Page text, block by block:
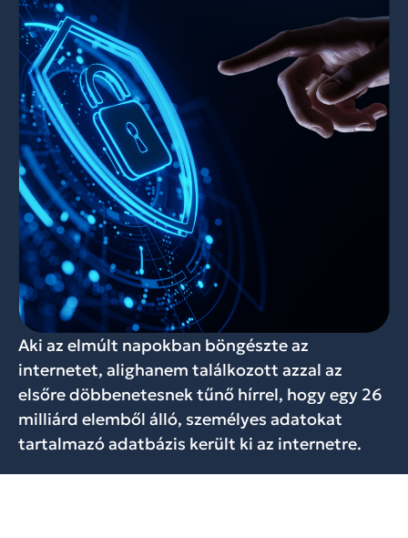
Aki az elmúlt napokban böngészte az
internetet, alighanem találkozott azzal az
elsőre döbbenetesnek tűnő hírrel, hogy egy 26
milliárd elemből álló, személyes adatokat
tartalmazó adatbázis került ki az internetre.